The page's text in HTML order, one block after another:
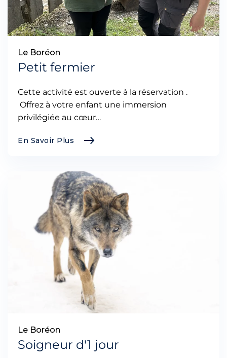
Le Boréon
Petit fermier
Cette activité est ouverte à la réservation .
Offrez à votre enfant une immersion
privilégiée au cœur…
En Savoir Plus
Le Boréon
Soigneur d'1 jour